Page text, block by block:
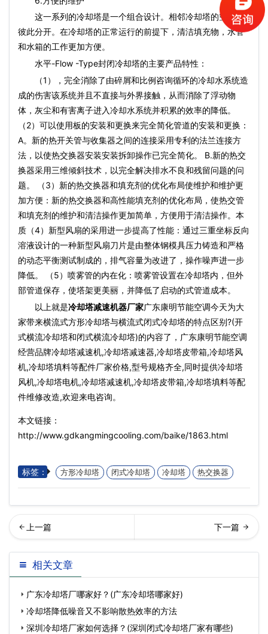
这一系列的冷却塔是一个组合设计。相邻冷却塔的空中室
彼此分开。在冷却塔的正常运行的前提下，清洁填充物，水管
和水箱的工作更加方便。
水平-Flow -Type封闭冷却塔的主要产品特性：
（1），完全消除了由碎屑和比例咨询循环的冷却水系统造
成的伤害该系统并且不直接与外界接触，从而消除了浮动物
体，灰尘和有害离子进入冷却水系统并积累的效率的降低。
（2）可以使用板的安装和更换来完全简化管道的安装和更换：
A。新的热开关管与收集器之间的连接采用专利的法兰连接方
法，以使热交换器安装安装拆卸操作已完全简化。 B.新的热交
换器采用三维倾斜技术，以完全解决排水不良和残留问题的问
题。 （3）新的热交换器和填充剂的优化布局使维护和维护更
加方便：新的热交换器和高性能填充剂的优化布局，使热交管
和填充剂的维护和清洁操作更加简单，方便用于清洁操作。本
质（4）新型风扇的采用进一步提高了性能：通过三重坐标反向
溶液设计的一种新型风扇刀片是由整体钢模具压力铸造和严格
的动态平衡测试制成的，排气容量为改进了，操作噪声进一步
降低。 （5）喷雾管的内在化：喷雾管设置在冷却塔内，但外
部管道保存，使塔架更美丽，并降低了启动的式管道成本。
以上就是冷却塔减速机器厂家广东康明节能空调今天为大
家带来横流式方形冷却塔与横流式闭式冷却塔的特点区别?(开
式横流冷却塔和闭式横流冷却塔)的内容了，广东康明节能空调
经营品牌冷却塔减速机,冷却塔减速器,冷却塔皮带箱,冷却塔风
机,冷却塔填料等配件厂家价格,型号规格齐全,同时提供冷却塔
风机,冷却塔电机,冷却塔减速机,冷却塔皮带箱,冷却塔填料等配
件维修改造,欢迎来电咨询。
本文链接：
http://www.gdkangmingcooling.com/baike/1863.html
标签： 方形冷却塔 闭式冷却塔 冷却塔 热交换器
东冷却塔厂家浅析工业冷却
塔为什么要定期清洗?(广东
回列表
相关文章
广东冷却塔厂哪家好？(广东冷却塔哪家好)
冷却塔降低噪音又不影响散热效率的方法
深圳冷却塔厂家如何选择？(深圳闭式冷却塔厂家有哪些)